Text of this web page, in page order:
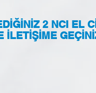
2 NCI EL
İLETİŞİME